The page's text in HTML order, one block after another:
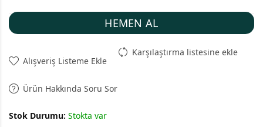
HEMEN AL
Alışveriş Listeme Ekle
Karşılaştırma listesine ekle
Ürün Hakkında Soru Sor
Stok Durumu: Stokta var